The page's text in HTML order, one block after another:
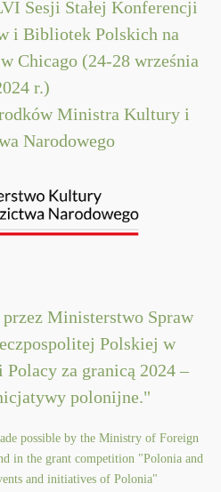
Sesji Stałej Konferencji
i Bibliotek Polskich na
Chicago (24-28 września
r.)
Ministra Kultury i
Narodowego
Ministerstwo Spraw
Polskiej w
za granicą 2024 –
polonijne."
possible by the Ministry of Foreign
in the grant competition "Polonia and
and initiatives of Polonia"